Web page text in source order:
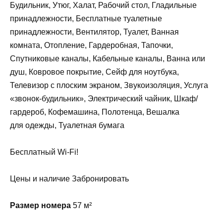
Будильник, Утюг, Халат, Рабочий стол, Гладильные
принадлежности, Бесплатные туалетные
принадлежности, Вентилятор, Туалет, Ванная
комната, Отопление, Гардеробная, Тапочки,
Спутниковые каналы, Кабельные каналы, Ванна или
душ, Ковровое покрытие, Сейф для ноутбука,
Телевизор с плоским экраном, Звукоизоляция, Услуга
«звонок-будильник», Электрический чайник, Шкаф/
гардероб, Кофемашина, Полотенца, Вешалка
для одежды, Туалетная бумага
Бесплатный Wi-Fi!
Цены и наличие Забронировать
Размер номера 57 м²